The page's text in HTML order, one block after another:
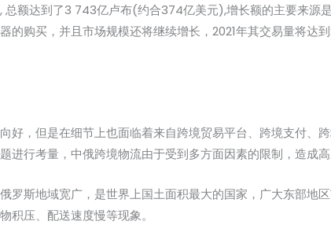
总额达到了3 743亿卢布(约合374亿美元),增长额的主要来源
的购买，并且市场规模还将继续增长，2021年其交易量将达
好，但是在细节上也面临着来自跨境贸易平台、跨境支付、
进行考量，中俄跨境物流由于受到多方面因素的限制，造成高
罗斯地域宽广，是世界上国土面积最大的国家，广大东部地
积压、配送速度慢等现象。